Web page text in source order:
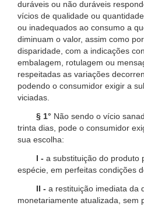
duráveis ou não duráveis
vícios de qualidade ou
ou inadequados ao consumo a
diminuam o valor, assim como
disparidade, com a indicações
embalagem, rotulagem ou
respeitadas as variações
podendo o consumidor exigir a
viciadas.
§ 1° Não sendo o vício
trinta dias, pode o consumidor
sua escolha:
I - a substituição do produto
espécie, em perfeitas condições
II - a restituição imediata da
monetariamente atualizada, sem